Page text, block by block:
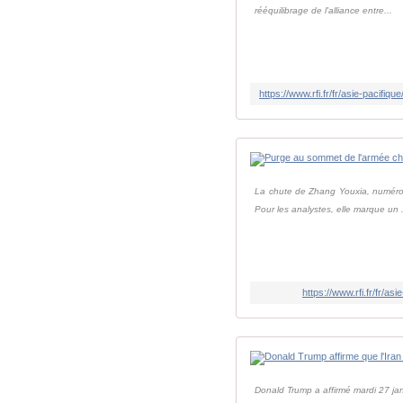
rééquilibrage de l'alliance entre...
La chute de Zhang Youxia,
Pour les analystes, elle marque un
https://www.rfi.fr/fr/
Donald Trump a affirmé mardi 27